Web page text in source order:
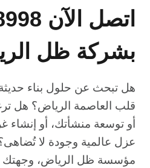
اتصل
بشركة ظل
هل تبحث عن حلول بناء
قلب العاصمة الرياض؟ هل
أو توسعة منشأتك، أو إنشاء
عزل عالمية وجودة لا
مؤسسة ظل الرياض، وجهتك